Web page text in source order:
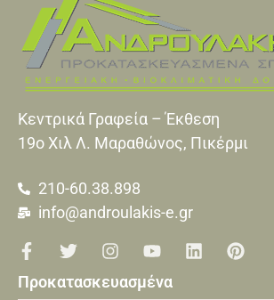
Κεντρικά Γραφεία – Έκθεση
19o Xιλ Λ. Μαραθώνος, Πικέρμι
210-60.38.898
info@androulakis-e.gr
Προκατασκευασμένα